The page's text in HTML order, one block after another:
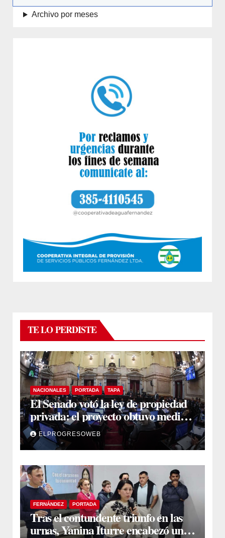
Archivo por meses
TE LO PERDISTE
NACIONALES PORTADA TAPA
El Senado votó la ley de propiedad
privada: el proyecto obtuvo media
sanción
ELPROGRESOWEB
FERNÁNDEZ PORTADA
Tras el contundente triunfo en las
urnas, Yanina Iturre encabezó un